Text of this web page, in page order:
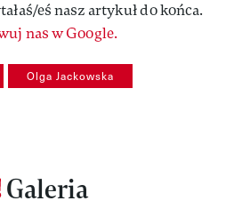
eś nasz artykuł do końca.
nas w Google.
Olga Jackowska
Galeria